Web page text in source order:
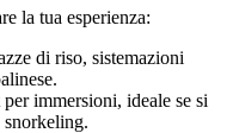
la tua esperienza:
di riso, sistemazioni
immersioni, ideale se si